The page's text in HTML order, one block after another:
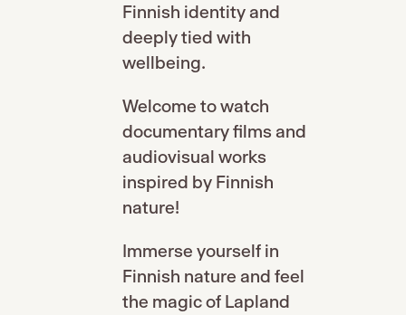
Finnish identity and
deeply tied with
wellbeing.
Welcome to watch
documentary films and
audiovisual works
inspired by Finnish
nature!
Immerse yourself in
Finnish nature and feel
the magic of Lapland